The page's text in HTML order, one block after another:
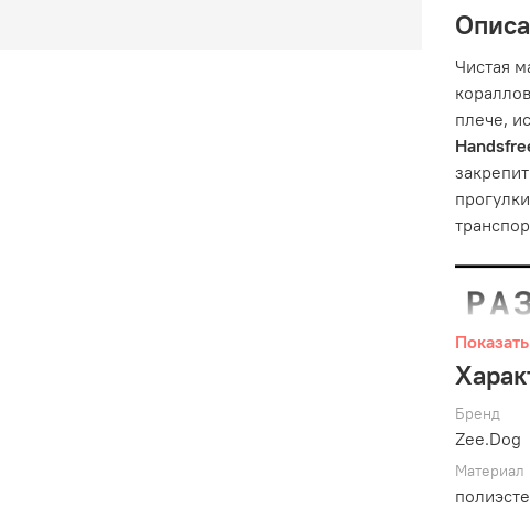
Чистая
плече,
Бренд
Zee.Dog
Материал